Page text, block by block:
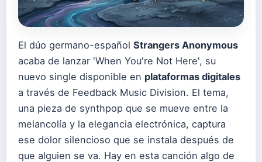
El dúo germano-español Strangers Anonymous
acaba de lanzar 'When You're Not Here', su
nuevo single disponible en plataformas digitales
a través de Feedback Music Division. El tema,
una pieza de synthpop que se mueve entre la
melancolía y la elegancia electrónica, captura
ese dolor silencioso que se instala después de
que alguien se va. Hay en esta canción algo de